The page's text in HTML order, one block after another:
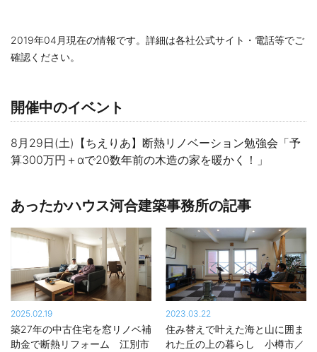
2019年04月現在の情報です。詳細は各社公式サイト・電話等でご
確認ください。
開催中のイベント
8月29日(土)【ちえりあ】断熱リノベーション勉強会「予
算300万円＋αで20数年前の木造の家を暖かく！」
あったかハウス河合建築事務所の記事
2025.02.19
築27年の中古住宅を窓リノベ補
助金で断熱リフォーム 江別市
2023.03.22
住み替えで叶えた海と山に囲ま
れた丘の上の暮らし 小樽市／